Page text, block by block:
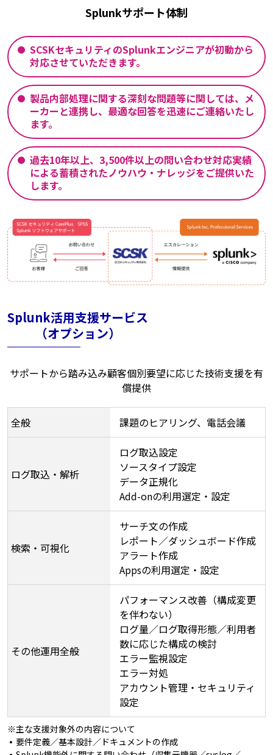
Splunkサポート体制
SCSKセキュリティのSplunkエンジニアが初動から
対応させていただきます。
製品内部処理に関する深刻な問題等に関しては、メ
ーカーと連携し、最適な回答を迅速にご連絡いたし
ます。
過去10年以上、3,500件以上の問い合わせ対応実績
による蓄積されたノウハウ・ナレッジをご提供いた
します。
Splunk活用支援サービス
（オプション）
サポートから踏み込み顧客個別要望に応じた技術支援を有
償提供​
全般 課題のヒアリング、電話会議
ログ取込・解析
ログ取込設定
ソースタイプ設定
データ正規化
Add-onの利用選定・設定
検索・可視化
サーチ文の作成
レポート／ダッシュボード作成
アラート作成
Appsの利用選定・設定
その他運用全般
パフォーマンス改善（構成変更
を伴わない）
ログ量／ログ取得形態／利用者
数に応じた構成の検討
エラー監視設定
エラー対処
アカウント管理・セキュリティ
設定
※主な支援対象外の内容について
要件定義／基本設計／ドキュメントの作成